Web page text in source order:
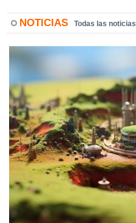
NOTICIAS Todas las noticias